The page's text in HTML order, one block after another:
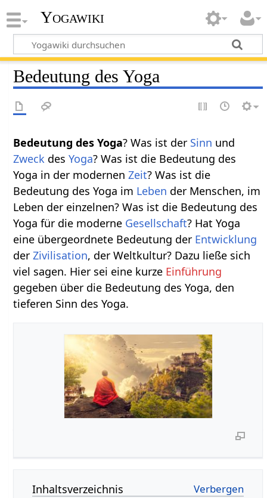
Yogawiki
Bedeutung des Yoga
Bedeutung des Yoga? Was ist der Sinn und
Zweck desYoga? Was ist die Bedeutung des
Yoga in der modernenZeit? Was ist die
Bedeutung des Yoga im Leben der Menschen, im
Leben der einzelnen? Was ist die Bedeutung des
Yoga für die moderne Gesellschaft? Hat Yoga
eine übergeordnete Bedeutung der Entwicklung
derZivilisation, der Weltkultur? Dazu ließe sich
viel sagen. Hier sei eine kurze Einführung
gegeben über die Bedeutung des Yoga, den
tieferen Sinn des Yoga.
Inhaltsverzeichnis